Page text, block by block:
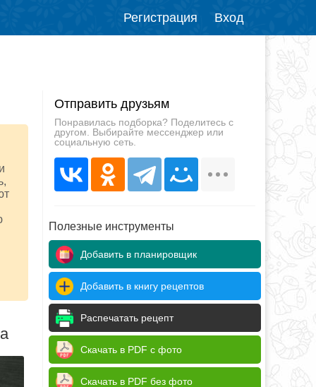
Регистрация Вход
Отправить друзьям
Понравилась подборка? Поделитесь с
другом. Выбирайте мессенджер или
социальную сеть.
Полезные инструменты
Добавить в планировщик
Добавить в книгу рецептов
Распечатать рецепт
Скачать в PDF с фото
Скачать в PDF без фото